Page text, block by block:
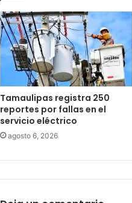
Tamaulipas registra 250
reportes por fallas en el
servicio eléctrico
agosto 6, 2026